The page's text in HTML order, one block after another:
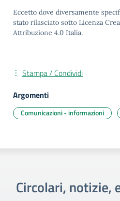
Eccetto dove diversamente
stato rilasciato sotto Licenza
Attribuzione 4.0 Italia.
Stampa / Condividi
Argomenti
Comunicazioni - informazioni
Circolari, notizie,